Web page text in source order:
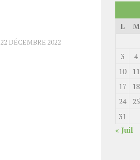
22 DÉCEMBRE 2022
L
M
3
4
10
11
17
18
24
25
31
« Juil